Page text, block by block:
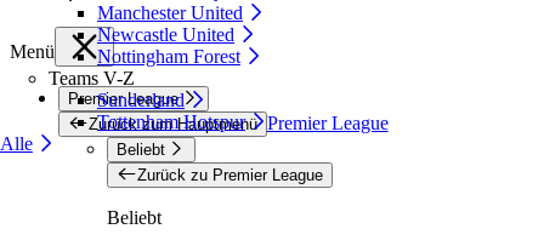
Manchester United
Newcastle United
Nottingham Forest
Teams V-Z
Sunderland
Tottenham Hotspur
Alle
Menü
Premier League
Zurück zum Hauptmenü Premier League
Beliebt
Zurück zu Premier League
Beliebt